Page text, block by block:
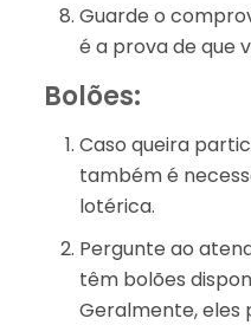
Guarde o
é a prova de que
Bolões:
Caso queira
também é
lotérica.
Pergunte ao
têm bolões
Geralmente, eles